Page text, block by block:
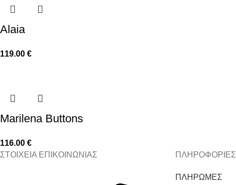
Alaia
119.00 €
Marilena Buttons
116.00 €
ΣΤΟΙΧΕΙΑ ΕΠΙΚΟΙΝΩΝΙΑΣ
ΠΛΗΡΟΦΟΡΙΕΣ
ΠΛΗΡΩΜΕΣ